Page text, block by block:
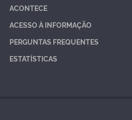
ACONTECE
ACESSO À INFORMAÇÃO
PERGUNTAS FREQUENTES
ESTATÍSTICAS